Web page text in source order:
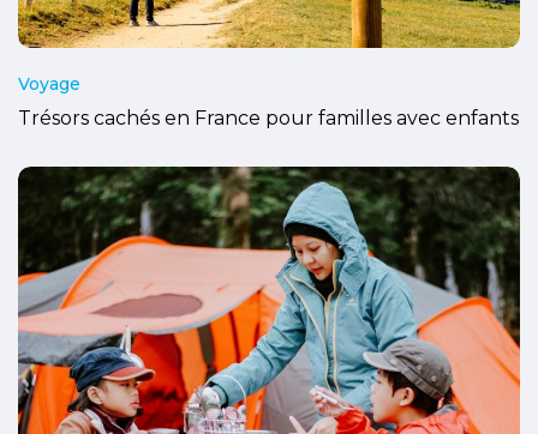
Voyage
Trésors cachés en France pour familles avec enfants